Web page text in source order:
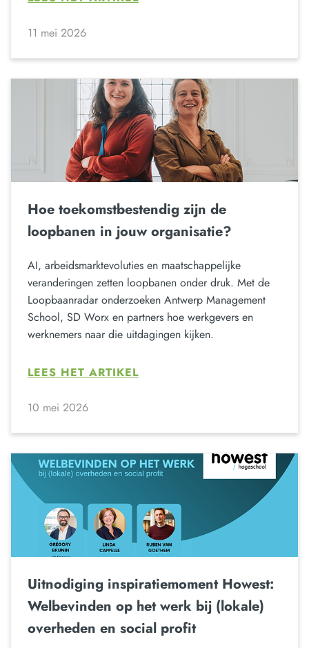
11 mei 2026
Hoe toekomstbestendig zijn de
loopbanen in jouw organisatie?
AI, arbeidsmarktevoluties en maatschappelijke
veranderingen zetten loopbanen onder druk. Met de
Loopbaanradar onderzoeken Antwerp Management
School, SD Worx en partners hoe werkgevers en
werknemers naar die uitdagingen kijken.
LEES HET ARTIKEL
10 mei 2026
Uitnodiging inspiratiemoment Howest:
Welbevinden op het werk bij (lokale)
overheden en social profit